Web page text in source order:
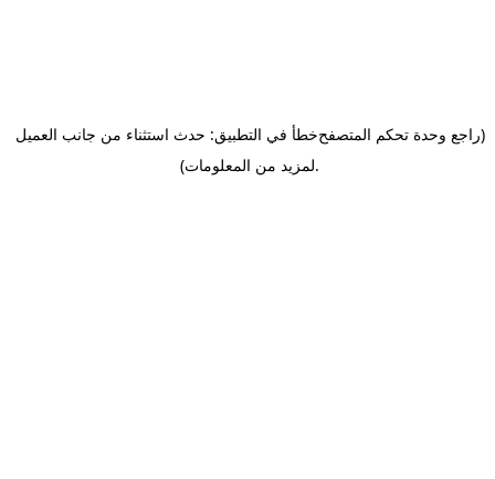
خطأ في التطبيق: حدث استثناء من جانب العميل(راجع وحدة تحكم المتصفح
لمزيد من المعلومات).